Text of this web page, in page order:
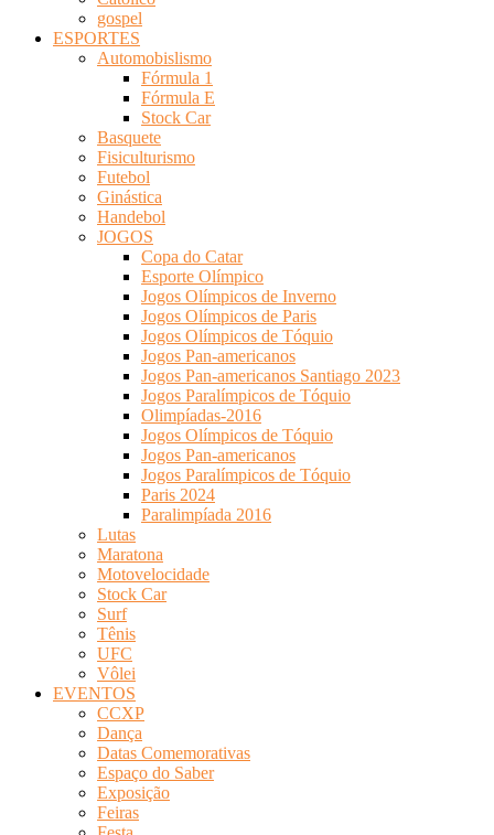
gospel
ESPORTES
Automobislismo
Fórmula 1
Fórmula E
Stock Car
Basquete
Fisiculturismo
Futebol
Ginástica
Handebol
JOGOS
Copa do Catar
Esporte Olímpico
Jogos Olímpicos de Inverno
Jogos Olímpicos de Paris
Jogos Olímpicos de Tóquio
Jogos Pan-americanos
Jogos Pan-americanos Santiago 2023
Jogos Paralímpicos de Tóquio
Olimpíadas-2016
Jogos Olímpicos de Tóquio
Jogos Pan-americanos
Jogos Paralímpicos de Tóquio
Paris 2024
Paralimpíada 2016
Lutas
Maratona
Motovelocidade
Stock Car
Surf
Tênis
UFC
Vôlei
EVENTOS
CCXP
Dança
Datas Comemorativas
Espaço do Saber
Exposição
Feiras